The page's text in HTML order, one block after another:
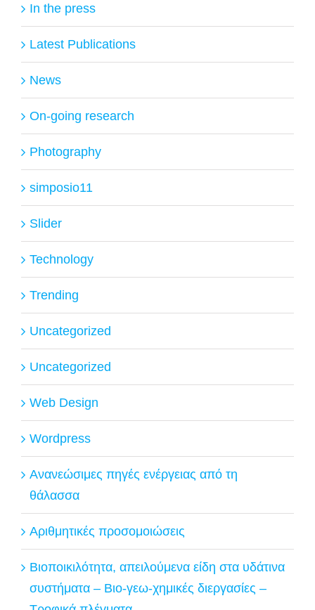
In the press
Latest Publications
News
On-going research
Photography
simposio11
Slider
Technology
Trending
Uncategorized
Uncategorized
Web Design
Wordpress
Ανανεώσιμες πηγές ενέργειας από τη
θάλασσα
Αριθμητικές προσομοιώσεις
Βιοποικιλότητα, απειλούμενα είδη στα υδάτινα
συστήματα – Βιο-γεω-χημικές διεργασίες –